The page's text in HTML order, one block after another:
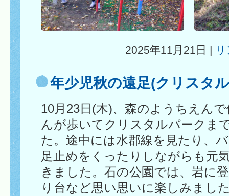
2025年11月21日 |
年少児秋の遠足(クリスタ
10月23日(木)、森のようちえん
んが歩いてクリスタルパークま
た。途中には水郡線を見たり、
足止めをくったりしながらも元
きました。石の公園では、岩に
り台など思い思いに楽しみまし